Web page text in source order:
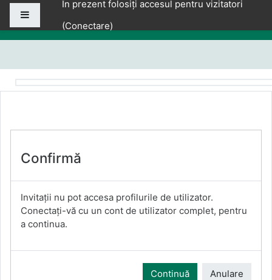
Sari la conţinutul principalÎn prezent folosiți accesul pentru vizitatori
(Conectare)
Confirmă
Invitații nu pot accesa profilurile de utilizator.
Conectați-vă cu un cont de utilizator complet, pentru
a continua.
Continuă Anulare